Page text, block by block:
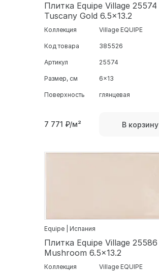
Плитка Equipe Village 25574
Tuscany Gold 6.5x13.2
Коллекция Village EQUIPE
Код товара 385526
Артикул 25574
Размер, см 6x13
Поверхность глянцевая
7 771 ₽/м² В корзину
Equipe | Испания
Плитка Equipe Village 25586
Mushroom 6.5x13.2
Коллекция Village EQUIPE